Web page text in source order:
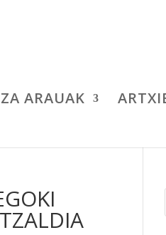
ARAUAK